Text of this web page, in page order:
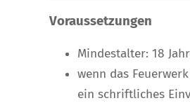
Voraussetzungen
Mindestalter: 18
wenn das
ein schriftliches